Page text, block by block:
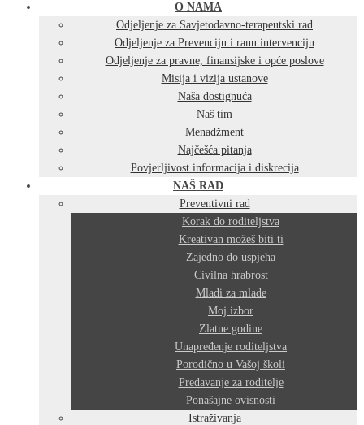
O NAMA
Odjeljenje za Savjetodavno-terapeutski rad
Odjeljenje za Prevenciju i ranu intervenciju
Odjeljenje za pravne, finansijske i opće poslove
Misija i vizija ustanove
Naša dostignuća
Naš tim
Menadžment
Najčešća pitanja
Povjerljivost informacija i diskrecija
NAŠ RAD
Preventivni rad
Korak do roditeljstva
Kreativan možeš biti ti
Zajedno do uspjeha
Civilna hrabrost
Mladi za mlade
Moj izbor
Zlatne godine
Unapređenje roditeljstva
Porodično u Vašoj školi
Predavanje za roditelje
Ponašajne ovisnosti
Istraživanja